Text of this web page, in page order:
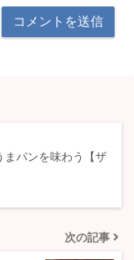
まパンを味わう【ザ
次の記事